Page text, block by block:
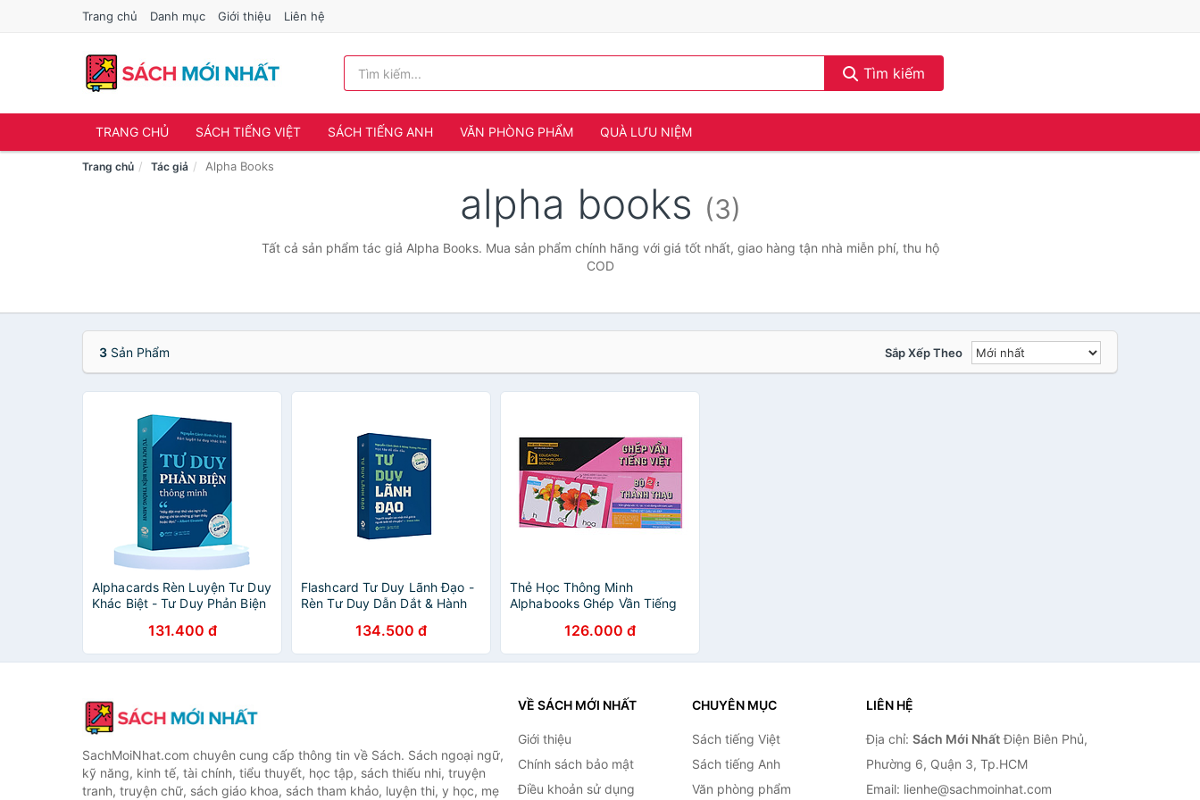
Trang chủ Danh mục Giới thiệu Liên hệ
Tìm kiếm
TRANG CHỦ SÁCH TIẾNG VIỆT SÁCH TIẾNG ANH VĂN PHÒNG PHẨM QUÀ LƯU NIỆM
Trang chủ Tác giả Alpha Books
alpha books (3)
Tất cả sản phẩm tác giả Alpha Books. Mua sản phẩm chính hãng với giá tốt nhất, giao hàng tận nhà miễn phí, thu hộ
COD
3 Sản Phẩm Sắp Xếp Theo
Alphacards Rèn Luyện Tư Duy
Khác Biệt - Tư Duy Phản Biện
131.400 đ
Flashcard Tư Duy Lãnh Đạo -
Rèn Tư Duy Dẫn Dắt & Hành
134.500 đ
Thẻ Học Thông Minh
Alphabooks Ghép Vần Tiếng
126.000 đ
SachMoiNhat.com chuyên cung cấp thông tin về Sách. Sách ngoại ngữ,
kỹ năng, kinh tế, tài chính, tiểu thuyết, học tập, sách thiếu nhi, truyện
tranh, truyện chữ, sách giáo khoa, sách tham khảo, luyện thi, y học, mẹ
VỀ SÁCH MỚI NHẤT
Giới thiệu
Chính sách bảo mật
Điều khoản sử dụng
CHUYÊN MỤC
Sách tiếng Việt
Sách tiếng Anh
Văn phòng phẩm
LIÊN HỆ
Địa chỉ: Sách Mới NhấtĐiện Biên Phủ,
Phường 6, Quận 3, Tp.HCM
Email: lienhe@sachmoinhat.com